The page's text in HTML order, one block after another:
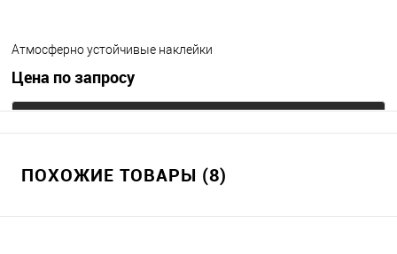
Атмосферно устойчивые наклейки
Цена по запросу
В избранное
ПОХОЖИЕ ТОВАРЫ (8)